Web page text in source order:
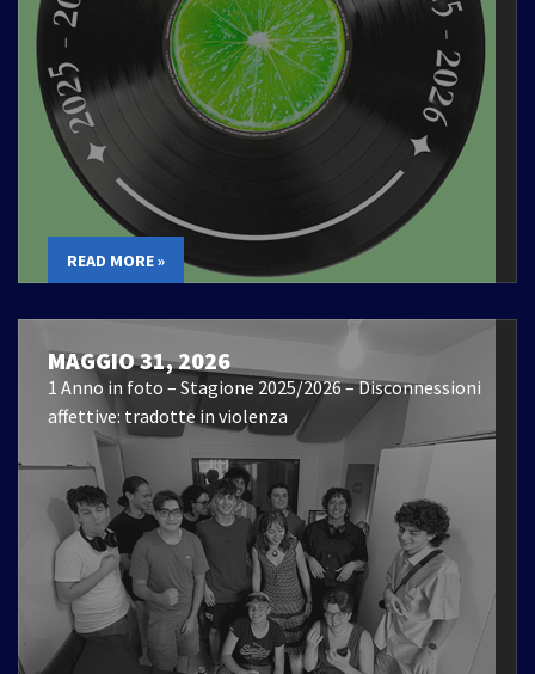
READ MORE »
MAGGIO 31, 2026
1 Anno in foto – Stagione 2025/2026 – Disconnessioni
affettive: tradotte in violenza